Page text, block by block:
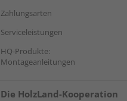
Zahlungsarten
Serviceleistungen
HQ-Produkte:
Montageanleitungen
Die HolzLand-Kooperation